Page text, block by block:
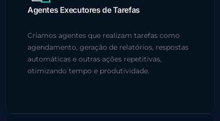
Agentes Executores de Tarefas
Criamos agentes que realizam tarefas como
agendamento, geração de relatórios, respostas
automáticas e outras ações repetitivas,
otimizando tempo e produtividade.